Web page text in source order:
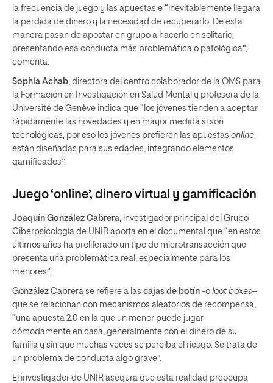
la frecuencia de juego y las apuestas e “inevitablemente llegará
la perdida de dinero y la necesidad de recuperarlo. De esta
manera pasan de apostar en grupo a hacerlo en solitario,
presentando esa conducta más problemática o patológica”,
comenta.
Sophia Achab, directora del centro colaborador de la OMS para
la Formación en Investigación en Salud Mental y profesora de la
Université de Genève indica que “los jóvenes tienden a aceptar
rápidamente las novedades y en mayor medida si son
tecnológicas, por eso los jóvenes prefieren las apuestas online,
están diseñadas para sus edades, integrando elementos
gamificados”.
Juego ‘online’, dinero virtual y gamificación
Joaquín González Cabrera, investigador principal del Grupo
Ciberpsicología de UNIR aporta en el documental que “en estos
últimos años ha proliferado un tipo de microtransacción que
presenta una problemática real, especialmente para los
menores”.
González Cabrera se refiere a las cajas de botín -o loot boxes–
que se relacionan con mecanismos aleatorios de recompensa,
“una apuesta 2.0 en la que un menor puede jugar
cómodamente en casa, generalmente con el dinero de su
familia y sin que muchas veces se perciba el riesgo. Se trata de
un problema de conducta algo grave”.
El investigador de UNIR asegura que esta realidad preocupa